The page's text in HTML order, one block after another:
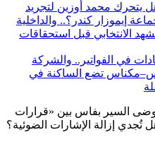
يتحرك محمد أوزين لتجريد
إيموزار كندر؟.. والداخلية
الانتخابي قبل استحقاقات
في الفواتير.. والشركة
تضع الساكنة في
السير بفاس بين «قرارات
تُجدي إزالة الإشارات الضوئية؟